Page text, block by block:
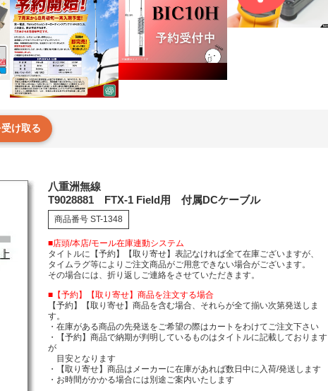
け取る
八重洲無線
T9028881 FTX-1 Field用 付属DCケーブル
商品番号 ST-1348
■店頭/本店/モール在庫連動システム
タイトルに【予約】【取り寄せ】表記なければ全て在庫ございますが、
タイムラグ等によりご注文商品がご用意できない場合がございます。
その場合には、折り返しご連絡をさせていただきます。
■【予約】【取り寄せ】商品を注文する場合
【予約】【取り寄せ】商品を含む場合、それらが全て揃い次第発送しま
す。
・在庫がある商品の先発送をご希望の際はカートをわけてご注文下さい
・【予約】商品で納期が判明しているものはタイトルに記載しております
が
目安となります
・【取り寄せ】商品はメーカーに在庫があれば数日中に入荷/発送します
・お時間がかかる場合には別途ご案内いたします